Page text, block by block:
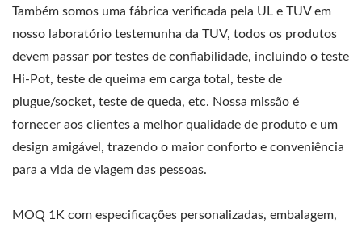
Também somos uma fábrica verificada pela UL e TUV em
nosso laboratório testemunha da TUV, todos os produtos
devem passar por testes de confiabilidade, incluindo o teste
Hi-Pot, teste de queima em carga total, teste de
plugue/socket, teste de queda, etc. Nossa missão é
fornecer aos clientes a melhor qualidade de produto e um
design amigável, trazendo o maior conforto e conveniência
para a vida de viagem das pessoas.
MOQ 1K com especificações personalizadas, embalagem,